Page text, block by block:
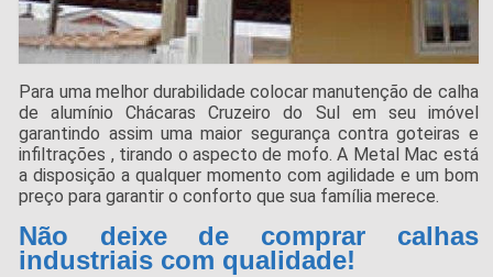
Para uma melhor durabilidade colocar manutenção de calha
de alumínio Chácaras Cruzeiro do Sul em seu imóvel
garantindo assim uma maior segurança contra goteiras e
infiltrações , tirando o aspecto de mofo. A Metal Mac está
a disposição a qualquer momento com agilidade e um bom
preço para garantir o conforto que sua família merece.
Não deixe de comprar calhas
industriais com qualidade!